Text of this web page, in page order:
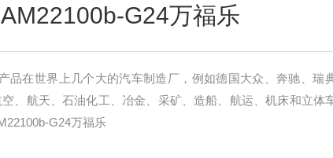
G24万福乐
品在世界上几个大的汽车制造厂，例如德国大众、奔驰、瑞
、航天、石油化工、冶金、采矿、造船、航运、机床和立体
G24万福乐